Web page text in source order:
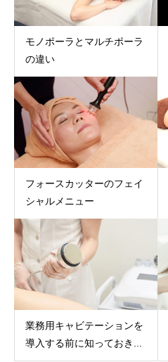
モノポーラとマルチポーラ
の違い
フォースカッターのフェイ
シャルメニュー
業務用キャビテーションを
導入する前に知っておき...